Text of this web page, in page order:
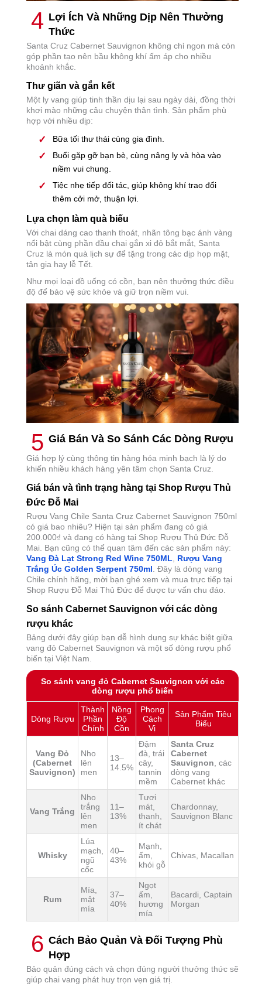
4 Lợi Ích Và Những Dịp Nên Thưởng
Thức
Santa Cruz Cabernet Sauvignon không chỉ ngon mà còn
góp phần tạo nên bầu không khí ấm áp cho nhiều
khoảnh khắc.
Thư giãn và gắn kết
Một ly vang giúp tinh thần dịu lại sau ngày dài, đồng thời
khơi mào những câu chuyện thân tình. Sản phẩm phù
hợp với nhiều dịp:
Bữa tối thư thái cùng gia đình.
Buổi gặp gỡ bạn bè, cùng nâng ly và hòa vào
niềm vui chung.
Tiệc nhẹ tiếp đối tác, giúp không khí trao đổi
thêm cởi mở, thuận lợi.
Lựa chọn làm quà biếu
Với chai dáng cao thanh thoát, nhãn tông bạc ánh vàng
nổi bật cùng phần đầu chai gắn xi đỏ bắt mắt, Santa
Cruz là món quà lịch sự để tặng trong các dịp họp mặt,
tân gia hay lễ Tết.
Như mọi loại đồ uống có cồn, bạn nên thưởng thức điều
độ để bảo vệ sức khỏe và giữ trọn niềm vui.
5 Giá Bán Và So Sánh Các Dòng Rượu
Giá hợp lý cùng thông tin hàng hóa minh bạch là lý do
khiến nhiều khách hàng yên tâm chọn Santa Cruz.
Giá bán và tình trạng hàng tại Shop Rượu Thủ
Đức Đỗ Mai
Rượu Vang Chile Santa Cruz Cabernet Sauvignon 750ml
có giá bao nhiêu? Hiện tại sản phẩm đang có giá
200.000₫ và đang có hàng tại Shop Rượu Thủ Đức Đỗ
Mai. Bạn cũng có thể quan tâm đến các sản phẩm này:
Vang Đà Lạt Strong Red Wine 750ML
Rượu Vang
Trắng Úc Golden Serpent 750ml . Đây là dòng vang
Chile chính hãng, mời bạn ghé xem và mua trực tiếp tại
Shop Rượu Đỗ Mai Thủ Đức để được tư vấn chu đáo.
So sánh Cabernet Sauvignon với các dòng
rượu khác
Bảng dưới đây giúp bạn dễ hình dung sự khác biệt giữa
vang đỏ Cabernet Sauvignon và một số dòng rượu phổ
biến tại Việt Nam.
So sánh vang đỏ Cabernet Sauvignon với các
dòng rượu phổ biến
Dòng Rượu
Thành
Phần
Chính
Nồng
Độ
Cồn
Phong
Cách
Vị
Sản Phẩm Tiêu
Biểu
Vang Đỏ
(Cabernet
Sauvignon)
Nho
lên
men
13–
14.5%
Đậm
đà, trái
cây,
tannin
mềm
Santa Cruz
Cabernet
Sauvignon , các
dòng vang
Cabernet khác
Vang Trắng
Nho
trắng
lên
men
11–
13%
Tươi
mát,
thanh,
ít chát
Chardonnay,
Sauvignon Blanc
Whisky
Lúa
mạch,
ngũ
cốc
40–
43%
Mạnh,
ấm,
khói gỗ
Chivas, Macallan
Rum
Mía,
mật
mía
37–
40%
Ngọt
ấm,
hương
mía
Bacardi, Captain
Morgan
6 Cách Bảo Quản Và Đối Tượng Phù
Hợp
Bảo quản đúng cách và chọn đúng người thưởng thức sẽ
giúp chai vang phát huy trọn vẹn giá trị.